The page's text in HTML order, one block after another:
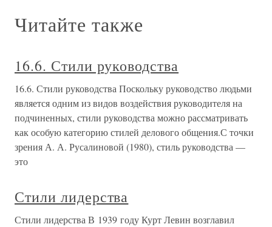
Читайте также
16.6. Стили руководства
16.6. Стили руководства Поскольку руководство людьми
является одним из видов воздействия руководителя на
подчиненных, стили руководства можно рассматривать
как особую категорию стилей делового общения.С точки
зрения А. А. Русалиновой (1980), стиль руководства —
это
Стили лидерства
Стили лидерства В 1939 году Курт Левин возглавил